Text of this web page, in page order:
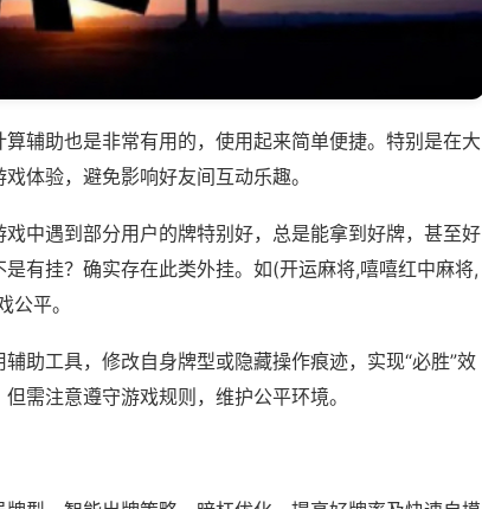
辅助也是非常有用的，使用起来简单便捷。特别是在大
体验，避免影响好友间互动乐趣。
中遇到部分用户的牌特别好，总是能拿到好牌，甚至好
有挂？确实存在此类外挂。如(开运麻将,嘻嘻红中麻将,
平。
助工具，修改自身牌型或隐藏操作痕迹，实现“必胜”效
需注意遵守游戏规则，维护公平环境。